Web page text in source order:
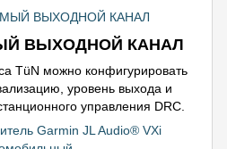
ВЫХОДНОЙ КАНАЛ
TüN можно конфигурировать
уровень выхода и
управления DRC.